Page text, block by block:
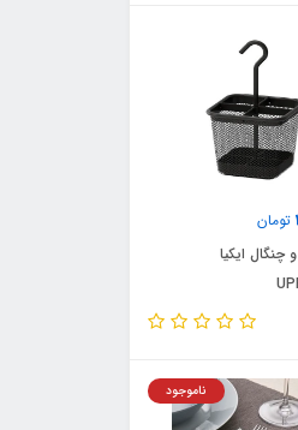
تومان
ایکیا
ناموجود